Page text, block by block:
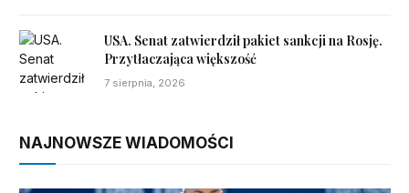
USA. Senat zatwierdził pakiet sankcji na Rosję.
Przytłaczająca większość
7 sierpnia, 2026
NAJNOWSZE WIADOMOŚCI